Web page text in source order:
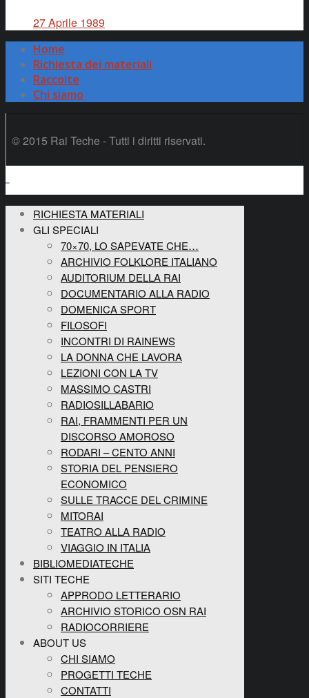
27 Aprile 1989
Home
Richiesta dei materiali
Raccolte
Chi siamo
© 2015 Rai Teche - Tutti i diritti riservati.
RICHIESTA MATERIALI
GLI SPECIALI
70×70, LO SAPEVATE CHE…
ARCHIVIO FOLKLORE ITALIANO
AUDITORIUM DELLA RAI
DOCUMENTARIO ALLA RADIO
DOMENICA SPORT
FILOSOFI
INCONTRI DI RAINEWS
LA DONNA CHE LAVORA
LEZIONI CON LA TV
MASSIMO CASTRI
RADIOSILLABARIO
RAI, FRAMMENTI PER UN
DISCORSO AMOROSO
RODARI – CENTO ANNI
STORIA DEL PENSIERO
ECONOMICO
SULLE TRACCE DEL CRIMINE
MITORAI
TEATRO ALLA RADIO
VIAGGIO IN ITALIA
BIBLIOMEDIATECHE
SITI TECHE
APPRODO LETTERARIO
ARCHIVIO STORICO OSN RAI
RADIOCORRIERE
ABOUT US
CHI SIAMO
PROGETTI TECHE
CONTATTI